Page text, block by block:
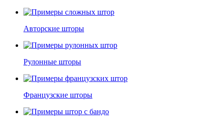
Авторские шторы
Рулонные шторы
Французские шторы